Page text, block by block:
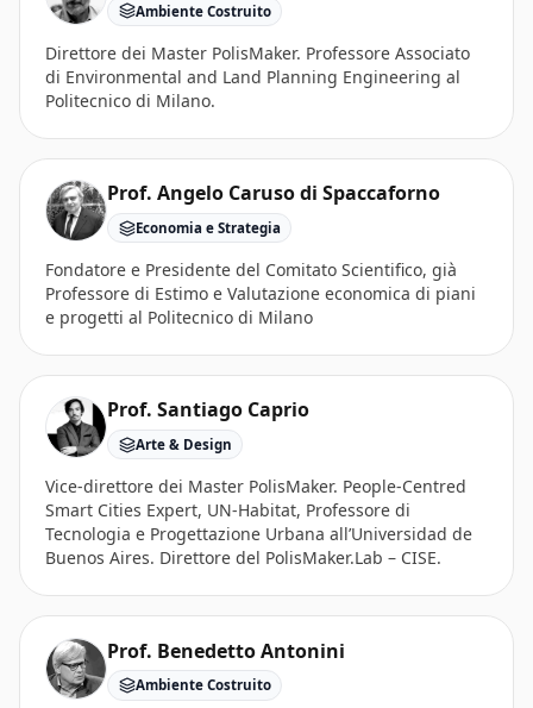
Ambiente Costruito
Direttore dei Master PolisMaker. Professore Associato
di Environmental and Land Planning Engineering al
Politecnico di Milano.
Prof. Angelo Caruso di Spaccaforno
Economia e Strategia
Fondatore e Presidente del Comitato Scientifico, già
Professore di Estimo e Valutazione economica di piani
e progetti al Politecnico di Milano
Prof. Santiago Caprio
Arte & Design
Vice-direttore dei Master PolisMaker. People-Centred
Smart Cities Expert, UN-Habitat, Professore di
Tecnologia e Progettazione Urbana all’Universidad de
Buenos Aires. Direttore del PolisMaker.Lab – CISE.
Prof. Benedetto Antonini
Ambiente Costruito